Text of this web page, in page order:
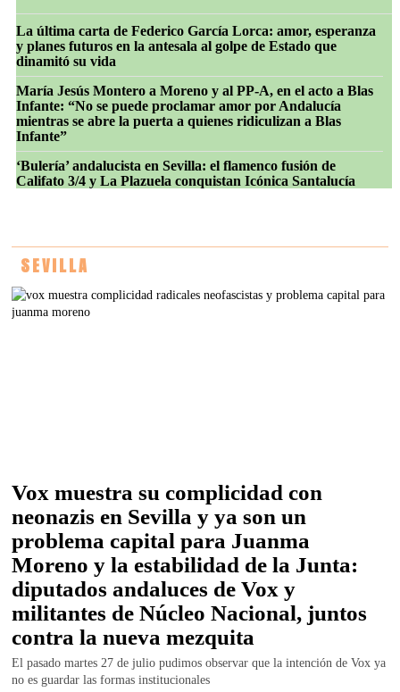
La última carta de Federico García Lorca: amor, esperanza
y planes futuros en la antesala al golpe de Estado que
dinamitó su vida
María Jesús Montero a Moreno y al PP-A, en el acto a Blas
Infante: “No se puede proclamar amor por Andalucía
mientras se abre la puerta a quienes ridiculizan a Blas
Infante”
‘Bulería’ andalucista en Sevilla: el flamenco fusión de
Califato 3/4 y La Plazuela conquistan Icónica Santalucía
SEVILLA
Vox muestra su complicidad con
neonazis en Sevilla y ya son un
problema capital para Juanma
Moreno y la estabilidad de la Junta:
diputados andaluces de Vox y
militantes de Núcleo Nacional, juntos
contra la nueva mezquita
El pasado martes 27 de julio pudimos observar que la intención de Vox ya
no es guardar las formas institucionales